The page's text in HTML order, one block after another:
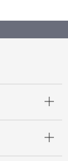
画）